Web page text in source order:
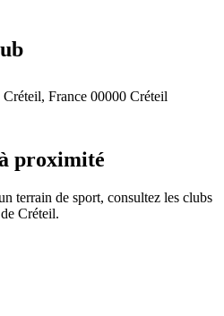
France 00000 Créteil
proximité
terrain de sport, consultez les clubs
Créteil.